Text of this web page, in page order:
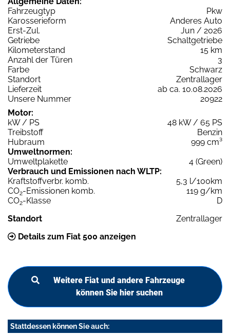
Fahrzeugtyp
Pkw
Karosserieform
Anderes Auto
Erst-Zul.
Jun / 2026
Getriebe
Schaltgetriebe
Kilometerstand
15 km
Anzahl der Türen
3
Farbe
Schwarz
Standort
Zentrallager
Lieferzeit
ab ca. 10.08.2026
Unsere Nummer
20922
Motor:
kW / PS
48 kW / 65 PS
Treibstoff
Benzin
Hubraum
999 cm³
Umweltnormen:
Umweltplakette
4 (Green)
Verbrauch und Emissionen nach WLTP:
Kraftstoffverbr. komb.
5,3 l/100km
CO2-Emissionen komb.
119 g/km
CO2-Klasse
D
Standort
Zentrallager
Details zum Fiat 500 anzeigen
Weitere Fiat und andere Fahrzeuge
können Sie hier suchen
Stattdessen können Sie auch: